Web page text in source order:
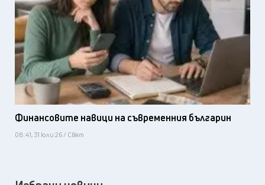
Финансовите навици на съвременния българин
08:41, 31 юли 26 / Свят